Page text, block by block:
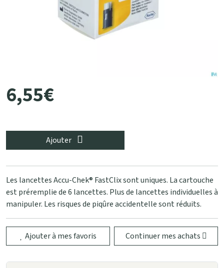
6,55€
Ajouter
Les lancettes Accu-Chek® FastClix sont uniques. La cartouche
est préremplie de 6 lancettes. Plus de lancettes individuelles à
manipuler. Les risques de piqûre accidentelle sont réduits.
Ajouter à mes favoris Continuer mes achats